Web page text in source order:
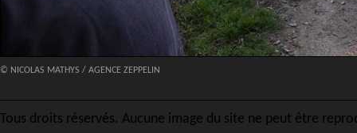
© NICOLAS MATHYS / AGENCE ZEPPELIN
Tous droits réservés. Aucune image du site ne peut être